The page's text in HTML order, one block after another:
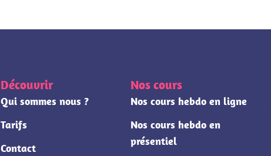
Découvrir
Qui sommes nous ?
Tarifs
Contact
Nos cours
Nos cours hebdo en ligne
Nos cours hebdo en
présentiel